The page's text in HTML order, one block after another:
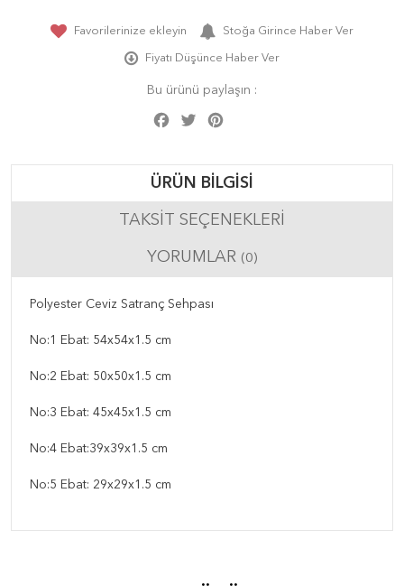
Favorilerinize ekleyin Stoğa Girince Haber Ver
Fiyatı Düşünce Haber Ver
Bu ürünü paylaşın :
Facebook
Twitter
ÜRÜN BILGISI
TAKSIT SEÇENEKLERI
YORUMLAR (0)
Polyester Ceviz Satranç Sehpası
No:1 Ebat: 54x54x1.5 cm
No:2 Ebat: 50x50x1.5 cm
No:3 Ebat: 45x45x1.5 cm
No:4 Ebat:39x39x1.5 cm
No:5 Ebat: 29x29x1.5 cm